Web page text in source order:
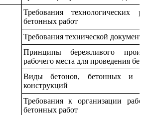
Требования технологических
бетонных работ
Требования технической
Принципы бережливого
рабочего места для проведения
Виды бетонов, бетонных и
конструкций
Требования к организации
бетонных работ